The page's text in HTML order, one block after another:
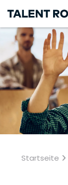
Startseite